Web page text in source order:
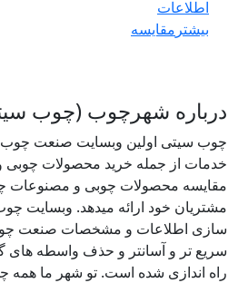
اطلاعات
بیشترمقایسه
درباره شهرچوب (چوب
چوب سیتی اولین وبسایت صنعت چوب
خدمات از جمله خرید محصولات چوبی
مقایسه محصولات چوبی و مصنوعات
مشتریان خود ارائه میدهد. وبسایت
سازی اطلاعات و مشخصات صنعت
سریع تر و آسانتر و حذف واسطه های
راه اندازی شده است. تو شهر ما همه